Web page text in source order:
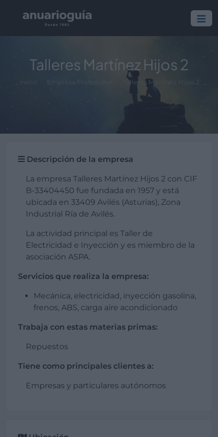
Talleres Martínez Hijos 2
Talleres Martínez Hijos 2
Descripción de la empresa
La empresa Talleres Martínez Hijos 2 con CIF
B-33404450 fue fundada en 1957 y está
ubicada en 33409 Avilés (Asturias), Zona
Industrial Ría de Avilés.
La actividad principal es Taller de
Electricidad e Inyección y es miembro de la
asociación ASPA.
Servicios que realiza la empresa:
Mecánica, electricidad, inyección gasolina,
frenos, ABS, carga aire acondicionado
Trabaja con estas materias primas:
Repuestos
Tiene como principales clientes a:
Empresas y particulares autónomos